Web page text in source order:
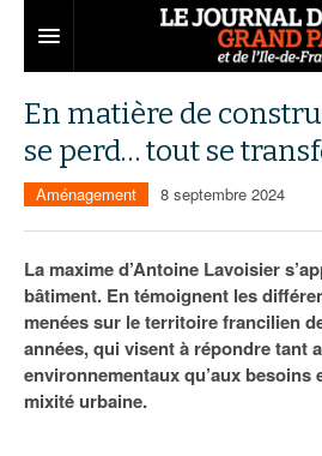
Grand Paris
Territoires
Aménagement
Institutions
Services urbains
Entreprises
Emploi
Attractivité
Innovation
75
77
78
Carnet
Nominations
Portraits
Les Assises du Grand Paris
Éditions précédentes
Le podcast
En matière de
se perd… tout se
Aménagement 8 septembre 2024
La maxime d’Antoine Lavoisier
bâtiment. En témoignent les
menées sur le territoire francilien
années, qui visent à répondre tant
environnementaux qu’aux besoins
mixité urbaine.